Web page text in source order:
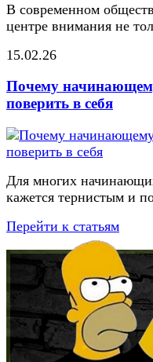
В современном
центре внимания не
15.02.26
Почему
поверить в себя
Для многих
кажется тернистым и
Перейти к статьям